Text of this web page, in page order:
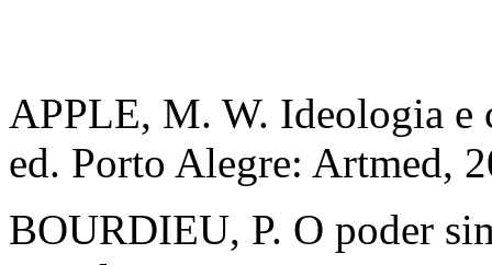
APPLE, M. W. Ideologia e
ed. Porto Alegre: Artmed,
BOURDIEU, P. O poder